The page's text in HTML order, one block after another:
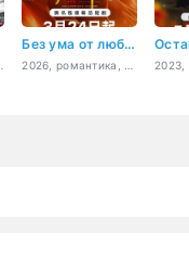
Без ума от любви к тебе
2023,